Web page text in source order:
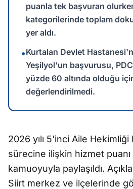
puanla tek başvuran
kategorilerinde toplam
yer aldı.
•Kurtalan Devlet
Yeşilyol'un başvurusu,
yüzde 60 altında olduğu
değerlendirilmedi.
2026 yılı 5'inci Aile
sürecine ilişkin hizmet puanı
kamuoyuyla paylaşıldı.
Siirt merkez ve ilçelerinde